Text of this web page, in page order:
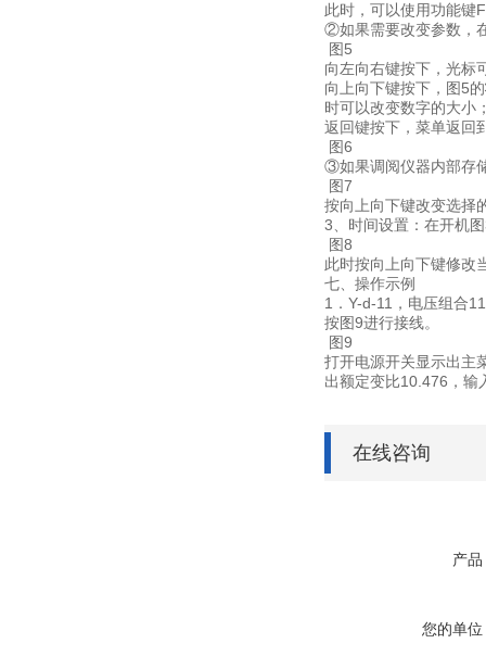
此时，可以使用功能键
②如果需要改变参数，
图5
向左向右键按下，光标
向上向下键按下，图5
时可以改变数字的大小
返回键按下，菜单返回
图6
③如果调阅仪器内部存
图7
按向上向下键改变选择
3、时间设置：在开机
图8
此时按向上向下键修改
七、操作示例
1．Y-d-11，电压组合
按图9进行接线。
图9
打开电源开关显示出主
出额定变比10.476，输
在线咨询
产品
您的单位